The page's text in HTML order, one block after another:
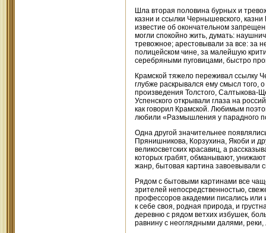
Шла вторая половина бурных и
казни и ссылки Чернышевского,
известие об окончательном
могли спокойно жить, думать:
тревожное; арестовывали за все: за
полицейском чине, за малейшую
серебряными пуговицами, быстро
Крамской тяжело переживал ссылку
глубже раскрывался ему смысл того,
произведения Толстого, Салтыкова-
Успенского открывали глаза на
как говорил Крамской. Любимым
любили «Размышления у парадного
Одна другой значительнее
Прянишникова, Корзухина, Якоби и
великосветских красавиц, а
которых грабят, обманывают,
жанр, бытовая картина завоевывали
Рядом с бытовыми картинами все
зрителей непосредственностью,
профессоров академии писались или
к себе своя, родная природа, и
деревню с рядом ветхих избушек,
равнину с неоглядными далями,